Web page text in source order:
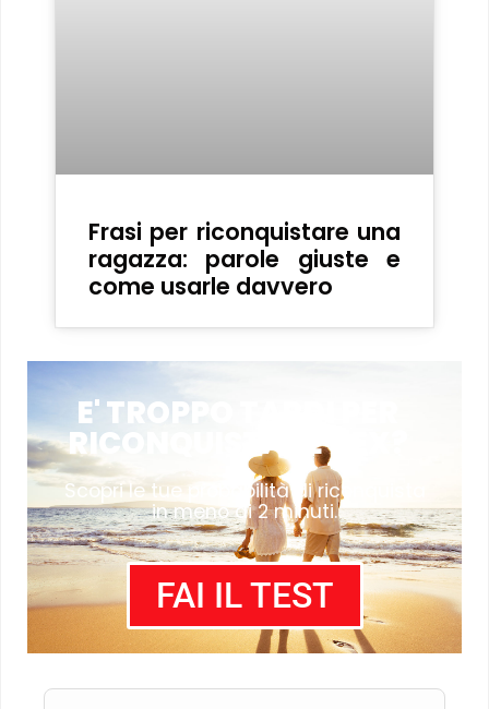
Frasi per riconquistare una
ragazza: parole giuste e
come usarle davvero
E' TROPPO TARDI PER
RICONQUISTARE L'EX?
Scopri le tue probabilità di riconquista
in meno di 2 minuti.
FAI IL TEST